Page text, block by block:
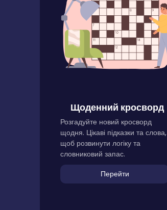
Щоденний кросворд
Розгадуйте новий кросворд
щодня. Цікаві підказки та слова,
щоб розвинути логіку та
словниковий запас.
Перейти